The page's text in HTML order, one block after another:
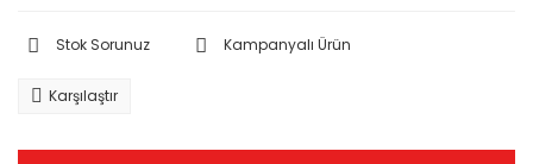
Stok Sorunuz Kampanyalı Ürün
Karşılaştır